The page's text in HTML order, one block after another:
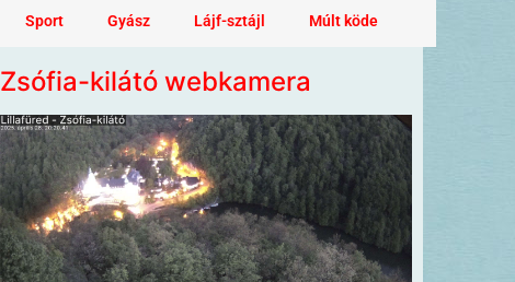
Sport Gyász Lájf-sztájl Múlt köde
Zsófia-kilátó webkamera